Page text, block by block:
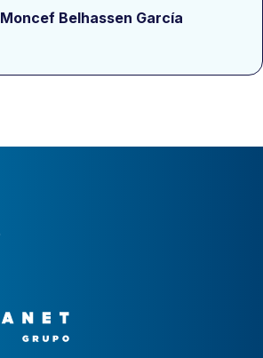
Moncef Belhassen García